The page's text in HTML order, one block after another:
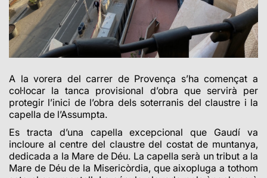
A la vorera del carrer de Provença s’ha començat a
col·locar la tanca provisional d’obra que servirà per
protegir l’inici de l’obra dels soterranis del claustre i la
capella de l’Assumpta.
Es tracta d’una capella excepcional que Gaudí va
incloure al centre del claustre del costat de muntanya,
dedicada a la Mare de Déu. La capella serà un tribut a la
Mare de Déu de la Misericòrdia, que aixopluga a tothom